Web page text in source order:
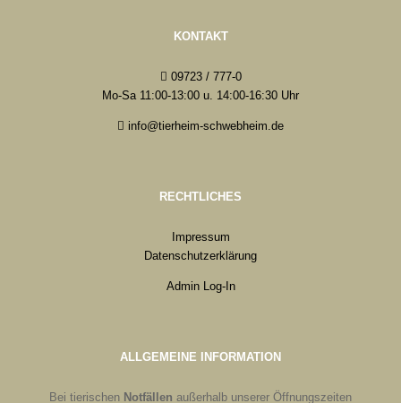
KONTAKT
09723 / 777-0
Mo-Sa 11:00-13:00 u. 14:00-16:30 Uhr
info@tierheim-schwebheim.de
RECHTLICHES
Impressum
Datenschutzerklärung
Admin Log-In
ALLGEMEINE INFORMATION
Bei tierischen Notfällen außerhalb unserer Öffnungszeiten